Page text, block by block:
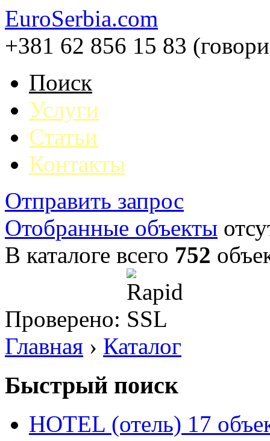
EuroSerbia.com
+381 62 856 15 83
Поиск
Услуги
Статьи
Контакты
Отправить запрос
Отобранные объекты
В каталоге всего 752
Проверено:
Главная › Каталог
Быстрый поиск
HOTEL (отель) 17